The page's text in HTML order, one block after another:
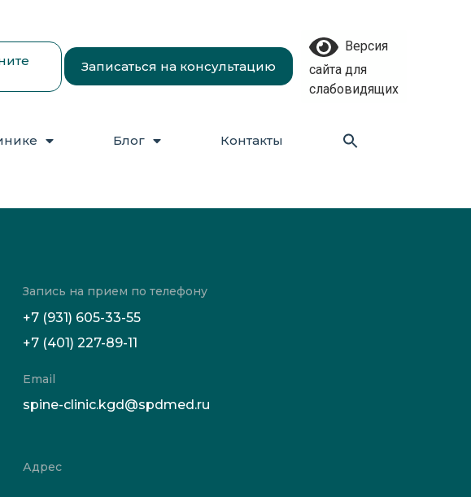
Записаться на консультацию
Версия
сайта для
слабовидящих
Блог Контакты
Запись на прием по телефону
+7 (931) 605-33-55
+7 (401) 227-89-11
Email
spine-clinic.kgd@spdmed.ru
Адрес